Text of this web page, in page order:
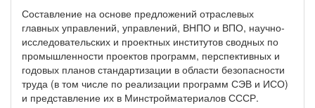
Составление на основе предложений отраслевых
главных управлений, управлений, ВНПО и ВПО, научно-
исследовательских и проектных институтов сводных по
промышленности проектов программ, перспективных и
годовых планов стандартизации в области безопасности
труда (в том числе по реализации программ СЭВ и ИСО)
и представление их в Минстройматериалов СССР.